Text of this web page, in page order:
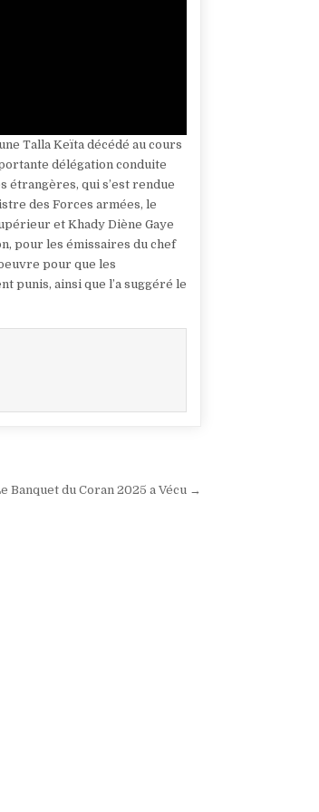
Talla Keïta décédé au cours
délégation conduite
étrangères, qui s’est rendue
des Forces armées, le
et Khady Diène Gaye
pour les émissaires du chef
pour que les
punis, ainsi que l’a suggéré le
Banquet du Coran 2025 a Vécu →